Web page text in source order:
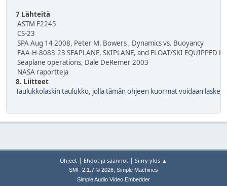
7 Lähteitä
ASTM F2245
CS-23
SPA Aug 14 2008, Peter M. Bowers , Dynamics vs. Buoyancy
FAA-H-8083-23 SEAPLANE, SKIPLANE, and FLOAT/SKI EQUIPPED
Seaplane operations, Dale DeRemer 2003
NASA raportteja
8. Liitteet
Taulukkolaskin taulukko, jolla tämän ohjeen kuormat voidaan laskea.
Ohjeet | Ehdot ja säännöt | Siirry ylös ▲
SMF 2.1.7 © 2026, Simple Machines
Simple Audio Video Embedder